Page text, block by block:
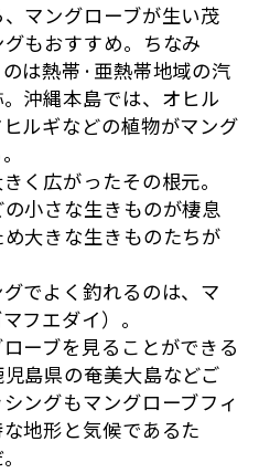
マングローブが生い茂
もおすすめ。ちなみ
は熱帯·亜熱帯地域の汽
沖縄本島では、オヒル
ルギなどの植物がマング
く広がったその根元。
小さな生きものが棲息
大きな生きものたちが
でよく釣れるのは、マ
フエダイ）。
ーブを見ることができる
島県の奄美大島などご
ングもマングローブフィ
地形と気候であるた